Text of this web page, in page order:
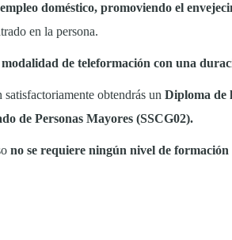
doméstico, promoviendo el
en la persona.
modalidad de teleformación con una
obtendrás un Diploma de
de Personas Mayores (SSCG02).
no se requiere ningún nivel de